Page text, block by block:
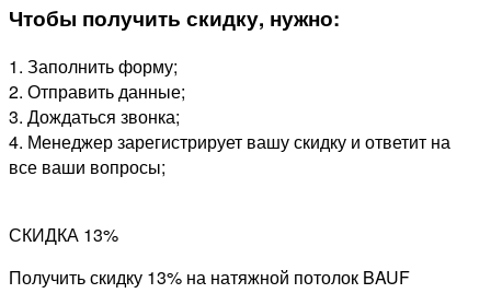
Чтобы получить скидку, нужно:
1. Заполнить форму;
2. Отправить данные;
3. Дождаться звонка;
4. Менеджер зарегистрирует вашу скидку и ответит на
все ваши вопросы;
СКИДКА 13%
Получить скидку 13% на натяжной потолок BAUF